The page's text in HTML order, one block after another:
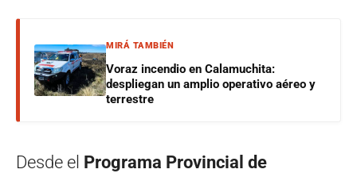
MIRÁ TAMBIÉN
Voraz incendio en Calamuchita:
despliegan un amplio operativo aéreo y
terrestre
Desde el Programa Provincial de